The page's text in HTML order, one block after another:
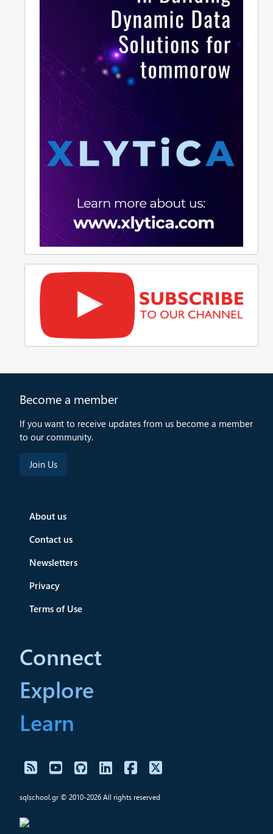
Become a member
If you want to receive updates from us become a member
to our community.
About us
Contact us
Newsletters
Privacy
Terms of Use
Connect
Explore
Learn
sqlschool.gr © 2010-2026 All rights reserved